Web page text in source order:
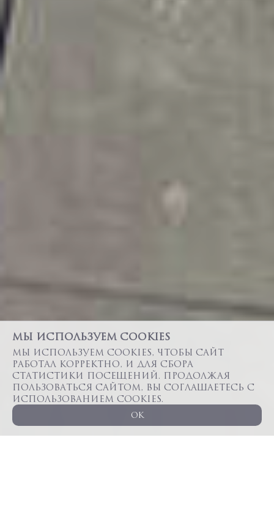
Мы используем cookies
Мы используем cookies, чтобы сайт
работал корректно, и для сбора
статистики посещений. Продолжая
пользоваться сайтом, вы соглашаетесь с
использованием cookies.
OK